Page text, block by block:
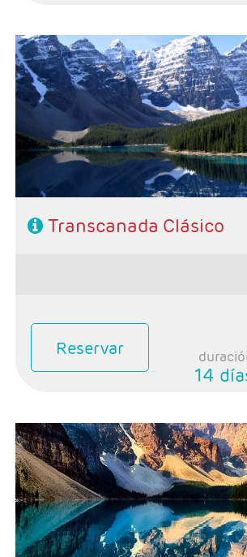
- Salidas: Lunes de mayo a septiembre
- Ruta: 1n Toronto, 1n Niagara, 1n
Montreal, 1n Calgary, 2n Banff, 1n
1 noche Vancouver.
- Categoría hotelera: Única
-Rñegimen: Desayunos y 2 comidas
Transcanada Clásico
Reservar
14
- Salidas: Julio 18 Agosto 1-8-15-29
- Ruta: 1n Toronto, 1n Niagara, 1n
Delage, 1n Ile aux Coudres,2n
noche Vancouver, 1n Whistler, 1n
1n Calgary
- Categoría hotelera: Única
-Rñegimen: Desayunos y 2 comidas